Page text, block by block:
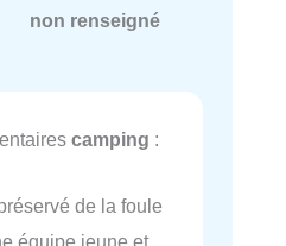
non renseigné
camping :
de la foule
équipe jeune et